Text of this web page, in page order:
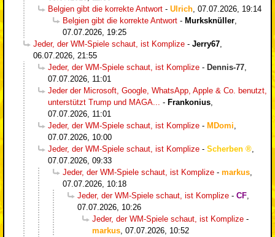
Belgien gibt die korrekte Antwort - Ulrich, 07.07.2026, 19:14
Belgien gibt die korrekte Antwort - Murksknüller,
07.07.2026, 19:25
Jeder, der WM-Spiele schaut, ist Komplize - Jerry67,
06.07.2026, 21:55
Jeder, der WM-Spiele schaut, ist Komplize - Dennis-77,
07.07.2026, 11:01
Jeder der Microsoft, Google, WhatsApp, Apple & Co. benutzt,
unterstützt Trump und MAGA... - Frankonius,
07.07.2026, 11:01
Jeder, der WM-Spiele schaut, ist Komplize - MDomi,
07.07.2026, 10:00
Jeder, der WM-Spiele schaut, ist Komplize - Scherben
,
07.07.2026, 09:33
Jeder, der WM-Spiele schaut, ist Komplize - markus,
07.07.2026, 10:18
Jeder, der WM-Spiele schaut, ist Komplize - CF,
07.07.2026, 10:26
Jeder, der WM-Spiele schaut, ist Komplize -
markus, 07.07.2026, 10:52